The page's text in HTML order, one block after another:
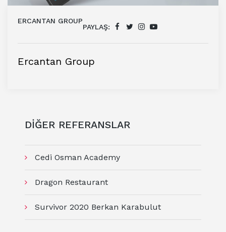
ERCANTAN GROUP
PAYLAŞ:
Ercantan Group
DİĞER REFERANSLAR
Cedi Osman Academy
Dragon Restaurant
Survivor 2020 Berkan Karabulut